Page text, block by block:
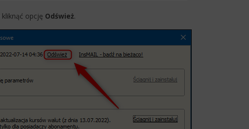
kliknąć opcję Odśwież.